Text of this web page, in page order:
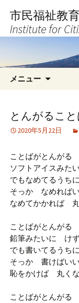
へ
キ
市民福祉教
Institute for
メニュー
とんがるこ
2020年5月22日
ことばがとんがる
ソフトアイスみた
でもなめてるうち
そっか なめれば
なめてかかれば
ことばがとんがる
鉛筆みたいに け
でも書いてるうち
そっか 書けばい
恥をかけば 丸くな
ことばがとんがる